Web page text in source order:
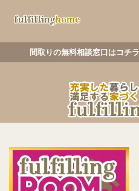
りの無料相談窓口はコチラ